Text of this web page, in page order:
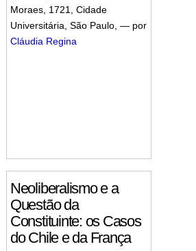
Moraes, 1721, Cidade
Universitária, São Paulo, — por
Cláudia Regina
Neoliberalismo e a
Questão da
Constituinte: os Casos
do Chile e da França